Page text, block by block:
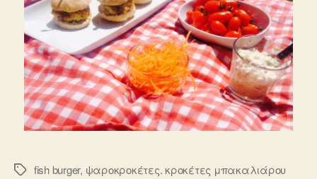
Ετικέτεςfish burger, ψαροκροκέτες. κροκέτες μπακαλιάρου